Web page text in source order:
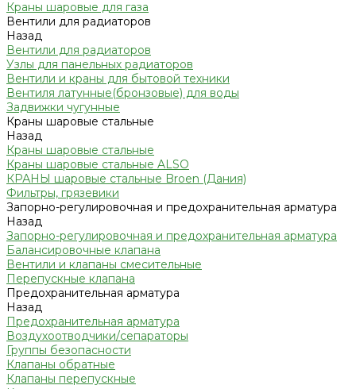
Краны шаровые для газа
Вентили для радиаторов
Назад
Вентили для радиаторов
Узлы для панельных радиаторов
Вентили и краны для бытовой техники
Вентиля латунные(бронзовые) для воды
Задвижки чугунные
Краны шаровые стальные
Назад
Краны шаровые стальные
Краны шаровые стальные ALSO
КРАНЫ шаровые стальные Broen (Дания)
Фильтры, грязевики
Запорно-регулировочная и предохранительная арматура
Назад
Запорно-регулировочная и предохранительная арматура
Балансировочные клапана
Вентили и клапаны смесительные
Перепускные клапана
Предохранительная арматура
Назад
Предохранительная арматура
Воздухоотводчики/сепараторы
Группы безопасности
Клапаны обратные
Клапаны перепускные